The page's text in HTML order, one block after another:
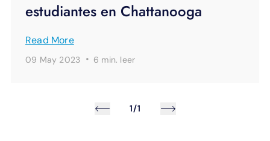
estudiantes en Chattanooga
Read More
09 May 2023 · 6 min. leer
1/1